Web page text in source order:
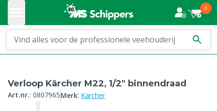
0
Verloop Kärcher M22, 1/2" binnendraad
Art.nr.: 0807965Merk: Kärcher